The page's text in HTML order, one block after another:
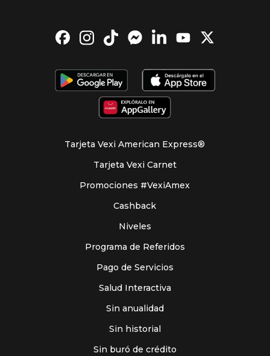
Tarjeta Vexi American Express®
Tarjeta Vexi Carnet
Promociones #VexiAmex
Cashback
Niveles
Programa de Referidos
Pago de Servicios
Salud Interactiva
Sin anualidad
Sin historial
Sin buró de crédito